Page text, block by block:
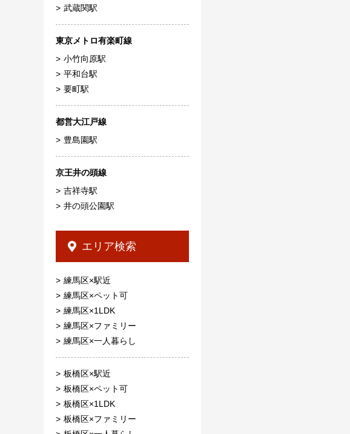
武蔵関駅
東京メトロ有楽町線
小竹向原駅
平和台駅
要町駅
都営大江戸線
豊島園駅
京王井の頭線
吉祥寺駅
井の頭公園駅
エリア検索
練馬区×駅近
練馬区×ペット可
練馬区×1LDK
練馬区×ファミリー
練馬区×一人暮らし
板橋区×駅近
板橋区×ペット可
板橋区×1LDK
板橋区×ファミリー